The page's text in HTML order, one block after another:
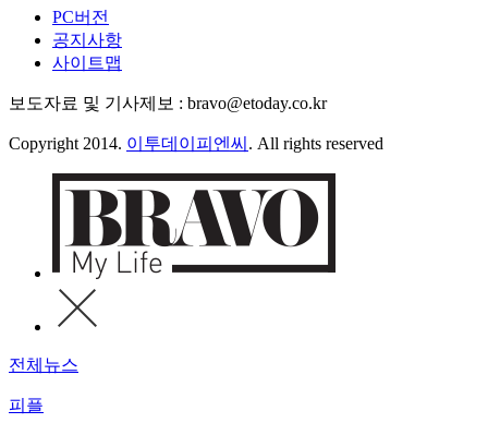
PC버전
공지사항
사이트맵
보도자료 및 기사제보 : bravo@etoday.co.kr
Copyright 2014. 이투데이피엔씨 . All rights reserved
전체뉴스
피플